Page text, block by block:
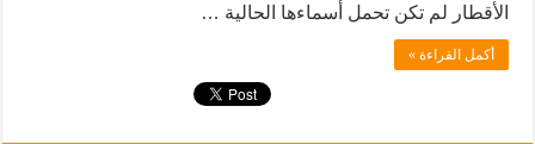
الأقطار لم تكن تحمل أسماءها الحالية …
أكمل القراءة »